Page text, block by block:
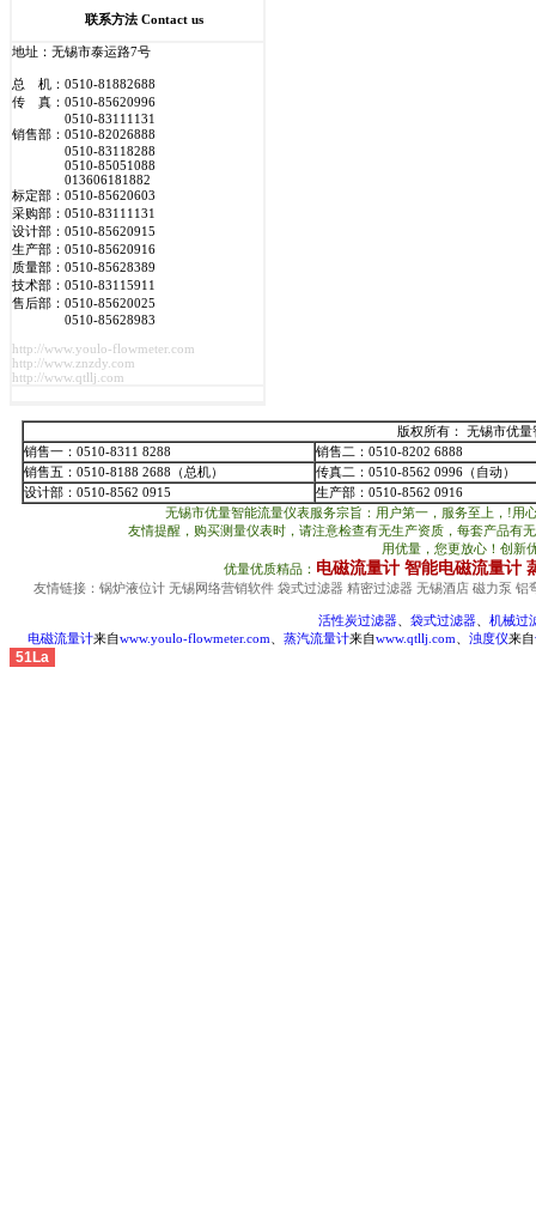
联系方法 Contact us
地址：无锡市泰运路7号
总 机：0510-81882688
传 真：0510-85620996
0510-83111131
销售部：0510-82026888
0510-83118288
0510-85051088
013606181882
标定部：0510-85620603
采购部：0510-83111131
设计部：0510-85620915
生产部：0510-85620916
质量部：0510-85628389
技术部：0510-83115911
售后部：0510-85620025
0510-85628983
http://www.youlo-flowmeter.com
http://www.znzdy.com
http://www.qtllj.com
版权所有： 无锡市优
销售一：0510-8311 8288
销售二：0510-8202 6888
销售五：0510-8188 2688（总机）
传真二：0510-8562 0996（自动）
设计部：0510-8562 0915
生产部：0510-8562 0916
无锡市优量智能流量仪表服务宗旨：用户第一，服务至上，!用
友情提醒，购买测量仪表时，请注意检查有无生产资质，每套产品有
用优量，您更放心！
优量优质精品： 电磁流量计 智能电磁流量计
友情链接： 锅炉液位计 无锡网络营销软件 袋式过滤器 精密过滤器 无锡酒店 磁力泵 铝
活性炭过滤器、 袋式过滤器、 机械过
电磁流量计来自www.youlo-flowmeter.com 蒸汽流量计来自www.qtllj.com 浊度仪来自
51La